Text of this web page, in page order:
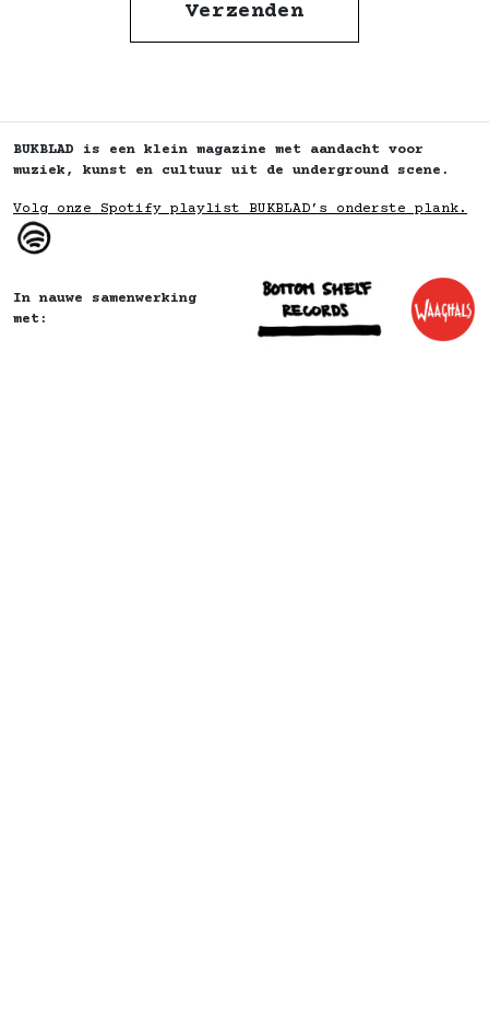
BUKBLAD is een klein magazine met aandacht voor
muziek, kunst en cultuur uit de underground scene.
Volg onze Spotify playlist BUKBLAD’s onderste plank.
In nauwe samenwerking
met: